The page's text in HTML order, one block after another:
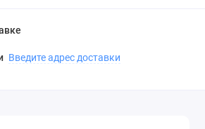
Введите адрес доставки